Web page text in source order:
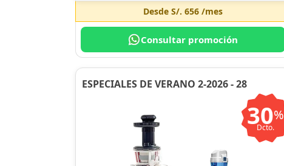
Desde S/. 656/mes
Consultar promoción
ESPECIALES DE VERANO 2-2026 - 28
30%
Dcto.